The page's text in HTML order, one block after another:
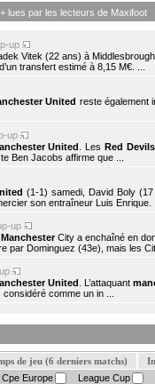
lues par les lecteurs de Maxifoot
up
Vitek (22 ans) à
transfert estimé à 8,15 M€. ...
United reste également
up
United . LesRed Devils
Ben Jacobs affirme que ...
(1-1) samedi, David Boly
son entraîneur Luis Enrique.
up
ManchesterCity a enchaîné en
par Dominguez (43e), mais les
United . L’attaquant
comme un in ...
de jeu (6 derniers matchs)
Cpe Europe League Cup